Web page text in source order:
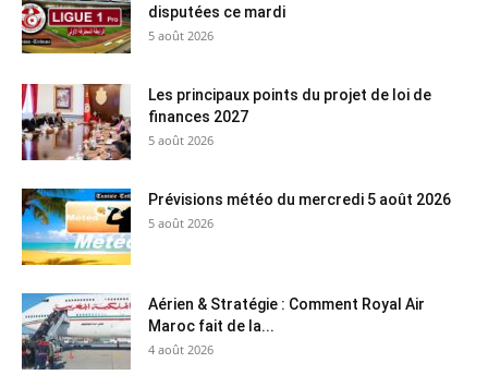
disputées ce mardi
5 août 2026
Les principaux points du projet de loi de
finances 2027
5 août 2026
Prévisions météo du mercredi 5 août 2026
5 août 2026
Aérien & Stratégie : Comment Royal Air
Maroc fait de la...
4 août 2026